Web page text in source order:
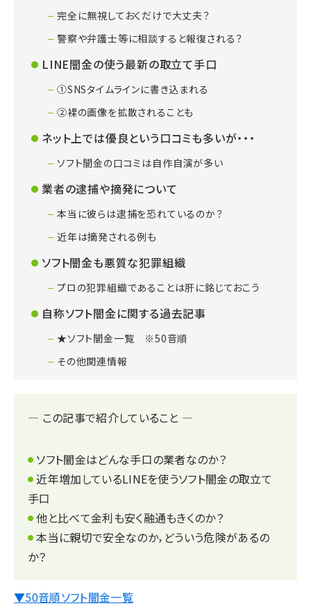
完全に無視しておくだけで大丈夫？
警察や弁護士等に相談すると報復される？
LINE闇金の使う最新の取立て手口
①SNSタイムラインに書き込まれる
②裸の画像を拡散されることも
ネット上では優良という口コミも多いが・・・
ソフト闇金の口コミは自作自演が多い
業者の逮捕や摘発について
本当に彼らは逮捕を恐れているのか？
近年は摘発される例も
ソフト闇金も悪質な犯罪組織
プロの犯罪組織であることは肝に銘じておこう
自称ソフト闇金に関する過去記事
★ソフト闇金一覧 ※50音順
その他関連情報
― この記事で紹介していること ―
ソフト闇金はどんな手口の業者なのか？
近年増加しているLINEを使うソフト闇金の取立て
手口
他と比べて金利も安く融通もきくのか？
本当に親切で安全なのか，どういう危険があるの
か？
▼50音順ソフト闇金一覧